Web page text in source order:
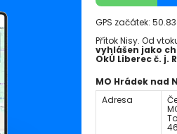
GPS začátek:
Přítok Nisy. Od
vyhlášen jako
OkÚ Liberec č. j.
MO Hrádek nad
Adresa